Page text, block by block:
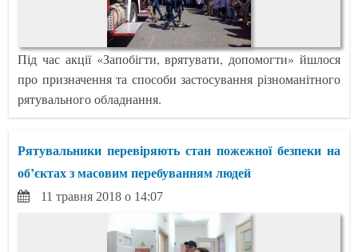
Під час акції «Запобігти, врятувати, допомогти» йшлося
про призначення та способи застосування різноманітного
рятувального обладнання.
Рятувальники перевіряють стан пожежної безпеки на
об’єктах з масовим перебуванням людей
11 травня 2018 о 14:07